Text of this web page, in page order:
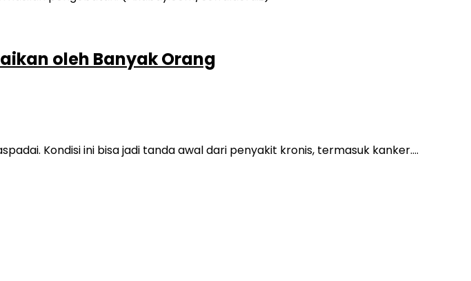
oleh Banyak Orang
Kondisi ini bisa jadi tanda awal dari penyakit kronis, termasuk kanker….